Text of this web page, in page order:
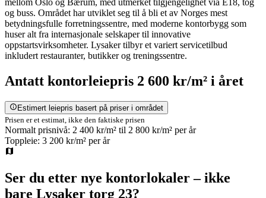
mellom Oslo og Bærum, med utmerket tilgjengelighet via E18, tog
og buss. Området har utviklet seg til å bli et av Norges mest
betydningsfulle forretningssentre, med moderne kontorbygg som
huser alt fra internasjonale selskaper til innovative
oppstartsvirksomheter. Lysaker tilbyr et variert servicetilbud
inkludert restauranter, butikker og treningssentre.
Antatt kontorleiepris 2 600 kr/m² i året
Estimert leiepris basert på priser i området
Prisen er et estimat, ikke den faktiske prisen
Normalt prisnivå: 2 400 kr/m² til 2 800 kr/m² per år
Toppleie: 3 200 kr/m² per år
Ser du etter nye kontorlokaler – ikke
bare Lysaker torg 23?